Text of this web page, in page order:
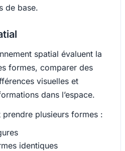
de base.
spatial évaluent la
formes, comparer des
visuelles et
dans l’espace.
prendre plusieurs formes :
identiques